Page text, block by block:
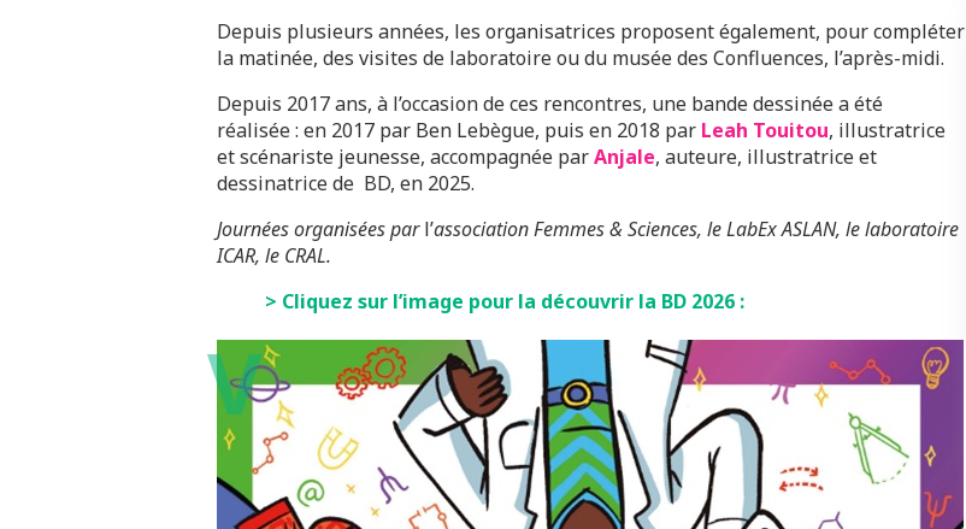
Depuis plusieurs années, les organisatrices proposent également, pour compléter
la matinée, des visites de laboratoire ou du musée des Confluences, l’après-midi.
Depuis 2017 ans, à l’occasion de ces rencontres, une bande dessinée a été
réalisée : en 2017 par Ben Lebègue, puis en 2018 par Leah Touitou, illustratrice
et scénariste jeunesse, accompagnée parAnjale, auteure, illustratrice et
dessinatrice de BD, en 2025.
Journées organisées parl’association Femmes & Sciences, le LabEx ASLAN, le laboratoire
ICAR, le CRAL.
> Cliquez sur l’image pour la découvrir la BD 2026 :
V